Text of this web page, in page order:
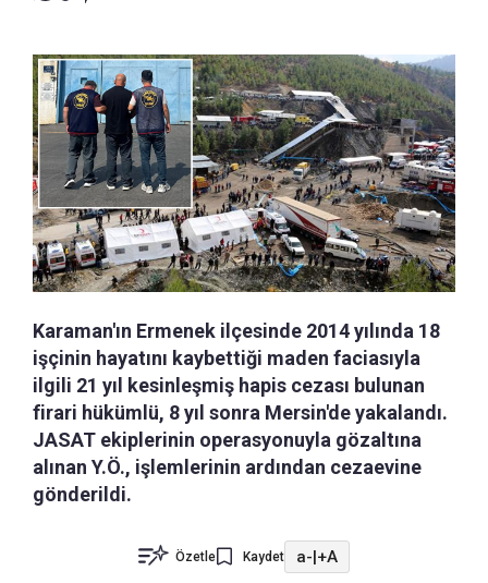
Karaman'ın Ermenek ilçesinde 2014 yılında 18
işçinin hayatını kaybettiği maden faciasıyla
ilgili 21 yıl kesinleşmiş hapis cezası bulunan
firari hükümlü, 8 yıl sonra Mersin'de yakalandı.
JASAT ekiplerinin operasyonuyla gözaltına
alınan Y.Ö., işlemlerinin ardından cezaevine
gönderildi.
Özetle Kaydet a-|+A